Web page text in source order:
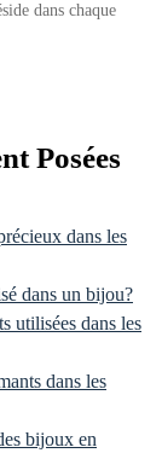
dans chaque
Posées
dans les
dans un bijou?
utilisées dans les
dans les
bijoux en